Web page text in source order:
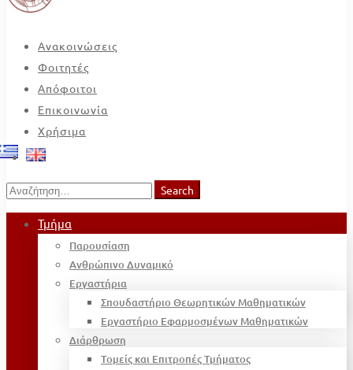
Ανακοινώσεις
Φοιτητές
Απόφοιτοι
Επικοινωνία
Χρήσιμα
Search
for:
Search
Τμήμα
Παρουσίαση
Ανθρώπινο Δυναμικό
Εργαστήρια
Σπουδαστήριο Θεωρητικών Μαθηματικών
Εργαστήριο Εφαρμοσμένων Μαθηματικών
Διάρθρωση
Τομείς και Επιτροπές Τμήματος